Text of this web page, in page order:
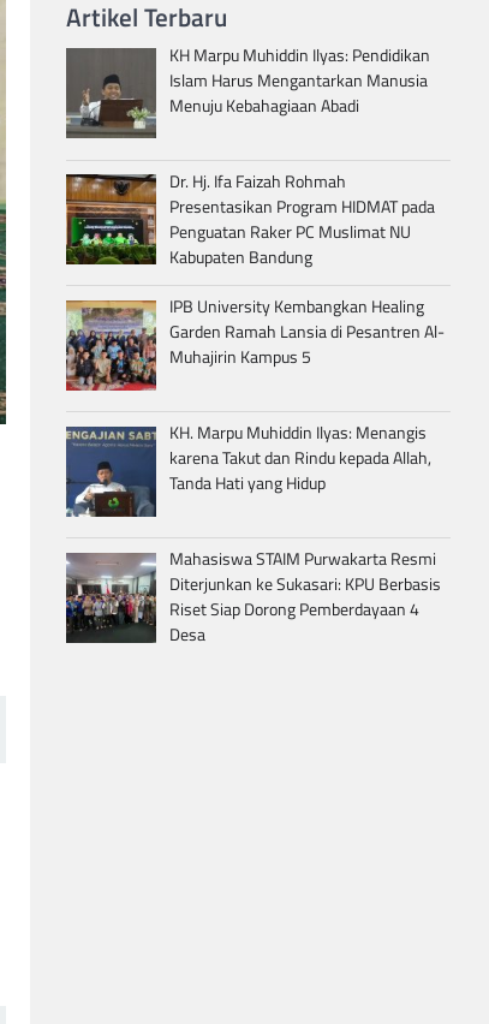
Artikel Terbaru
KH Marpu Muhiddin Ilyas: Pendidikan
Islam Harus Mengantarkan Manusia
Menuju Kebahagiaan Abadi
Dr. Hj. Ifa Faizah Rohmah
Presentasikan Program HIDMAT pada
Penguatan Raker PC Muslimat NU
Kabupaten Bandung
IPB University Kembangkan Healing
Garden Ramah Lansia di Pesantren Al-
Muhajirin Kampus 5
KH. Marpu Muhiddin Ilyas: Menangis
karena Takut dan Rindu kepada Allah,
Tanda Hati yang Hidup
Mahasiswa STAIM Purwakarta Resmi
Diterjunkan ke Sukasari: KPU Berbasis
Riset Siap Dorong Pemberdayaan 4
Desa